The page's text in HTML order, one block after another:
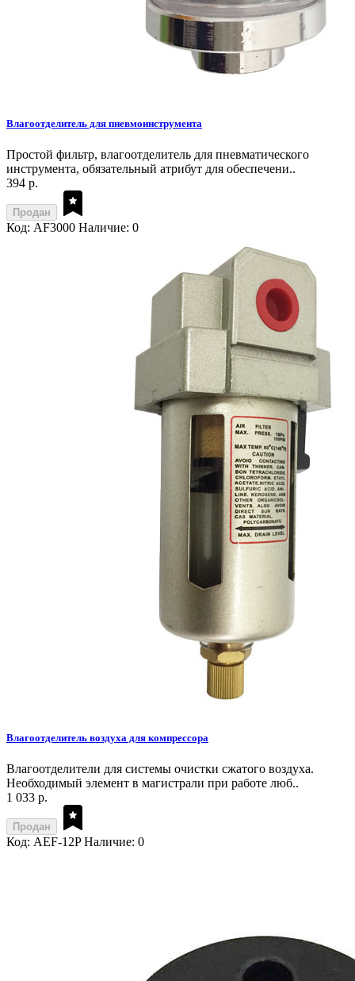
Влагоотделитель для пневмоинструмента
Простой фильтр, влагоотделитель для пневматического
инструмента, обязательный атрибут для обеспечени..
394 р.
Продан
Код: AF3000 Наличие: 0
Влагоотделитель воздуха для компрессора
Влагоотделители для системы очистки сжатого воздуха.
Необходимый элемент в магистрали при работе люб..
1 033 р.
Продан
Код: AEF-12P Наличие: 0